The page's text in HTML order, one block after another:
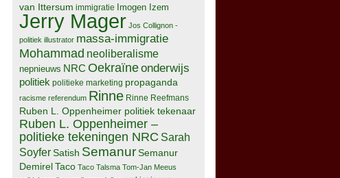
van Ittersum immigratie Imogen Izem
Jerry Mager Jos Collignon -
politiek illustrator massa-immigratie
Mohammad neoliberalisme
nepnieuws NRC Oekraïneonderwijs
politiek politieke marketing propaganda
racisme referendum Rinne Rinne Reefmans
Ruben L. Oppenheimer politiek tekenaar
Ruben L. Oppenheimer –
politieke tekeningen NRC Sarah
Soyfer Satish SemanurSemanur
DemirelTaco Taco Talsma Tom-Jan Meeus